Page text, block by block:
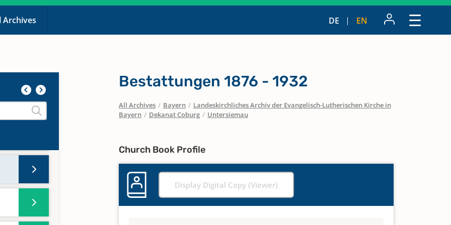
Archives DE EN
Bestattungen 1876 - 1932
All Archives / Bayern / Landeskirchliches Archiv der Evangelisch-Lutherischen Kirche in
Bayern / Dekanat Coburg / Untersiemau
Church Book Profile
Display Digital Copy (Viewer)